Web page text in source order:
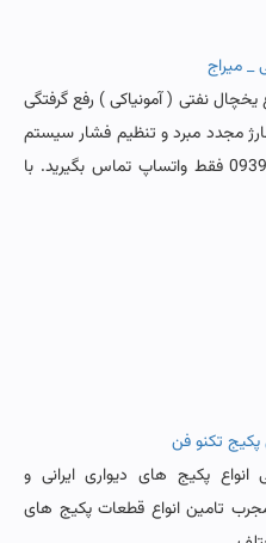
_ میراج
یخچال نفتی ( آمونیاکی ) رفع گرفتگی
مجدد مبرد و تنظیم فشار سیستم
جهت هماهنگی با شماره 09396045494 فقط واتساپ تماس بگیرید. با
تکنو فن
پکیج های دیواری ایرانی و
تامین انواع قطعات پکیج های